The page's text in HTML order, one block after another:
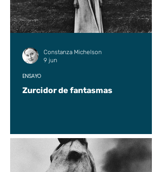
Zurcidor de fantasmas
ENSAYO
Constanza Michelson
9 jun